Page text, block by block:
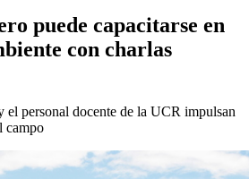
puede capacitarse en
con charlas
el personal docente de la UCR impulsan
campo